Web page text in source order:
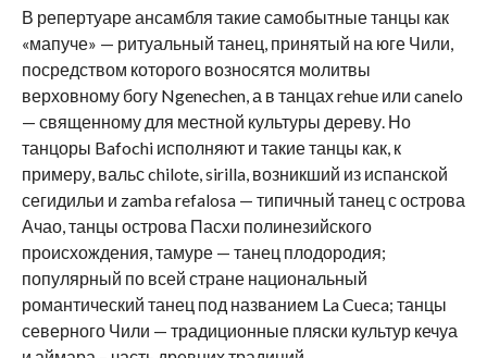
В репертуаре ансамбля такие самобытные танцы как
«мапуче» — ритуальный танец, принятый на юге Чили,
посредством которого возносятся молитвы
верховному богу Ngenechen, а в танцах rehue или canelo
— священному для местной культуры дереву. Но
танцоры Bafochi исполняют и такие танцы как, к
примеру, вальс chilote, sirilla, возникший из испанской
сегидильи и zamba refalosa — типичный танец с острова
Ачао, танцы острова Пасхи полинезийского
происхождения, тамуре — танец плодородия;
популярный по всей стране национальный
романтический танец под названием La Cueca; танцы
северного Чили — традиционные пляски культур кечуа